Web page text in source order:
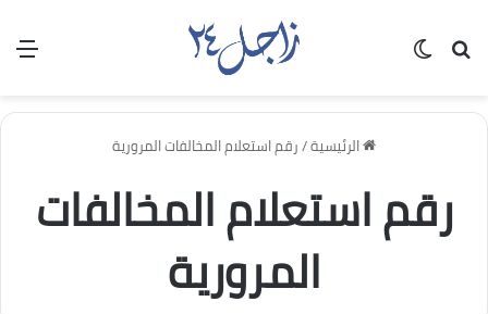
بحث عن
الرئيسية/رقم استعلام المخالفات المرورية
رقم استعلام المخالفات
المرورية